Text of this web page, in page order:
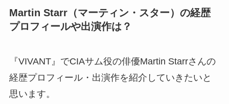
Martin Starr（マーティン・スター）の経歴
プロフィールや出演作は？
『VIVANT』でCIAサム役の俳優Martin Starrさんの
経歴プロフィール・出演作を紹介していきたいと
思います。